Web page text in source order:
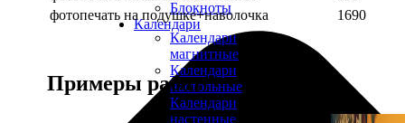
Блокноты
Календари
Календари
магнитные
Календари
настольные
Календари
настенные
фотопечать на подушке+наволочка
1690
Примеры работ